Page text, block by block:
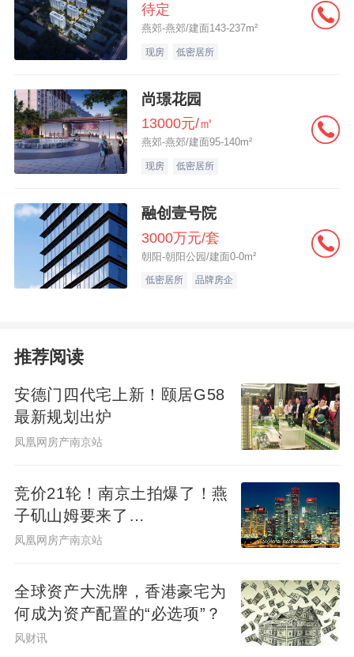
包括新发放的住房公积金贷款，也包括存量
住房公积金贷款。此次利率下调后，新发放
的住房公积金贷款将执行新的利率，此前已
发放的住房公积金贷款，利率将在2026年1
月1日起下调。这可直接减轻借款人利息负
担，等同于增加居民收入，提升消费能力。
贷款人。以一笔金额100万元、期限30年的
首套个人住房公积金贷款为例，选择等额本
息还款方式，利率从2.85%降至2.6%后，月
业内：降息降准是当前对冲外部波动最有力
的手段之一
公积金与商贷利率双降，叠加存量房贷利率
“结构性货币政策工具方面，央行推出的系列
措施可归结为‘量增、价降’，旨在强化金融对
场等国民经济重点领域和薄弱环节的支持力
度。”东方金诚首席宏观分析师王青认为，一
待定
燕郊-燕郊/建面143-237m²
现房 低密居所
尚璟花园
13000元/㎡
燕郊-燕郊/建面95-140m²
现房 低密居所
融创壹号院
3000万元/套
朝阳-朝阳公园/建面0-0m²
低密居所 品牌房企
推荐阅读
安德门四代宅上新！颐居G58
最新规划出炉
凤凰网房产南京站
竞价21轮！南京土拍爆了！燕
子矶山姆要来了…
凤凰网房产南京站
全球资产大洗牌，香港豪宅为
何成为资产配置的“必选项”？
风财讯